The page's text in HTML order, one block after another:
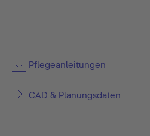
Pflegeanleitungen
CAD & Planungsdaten